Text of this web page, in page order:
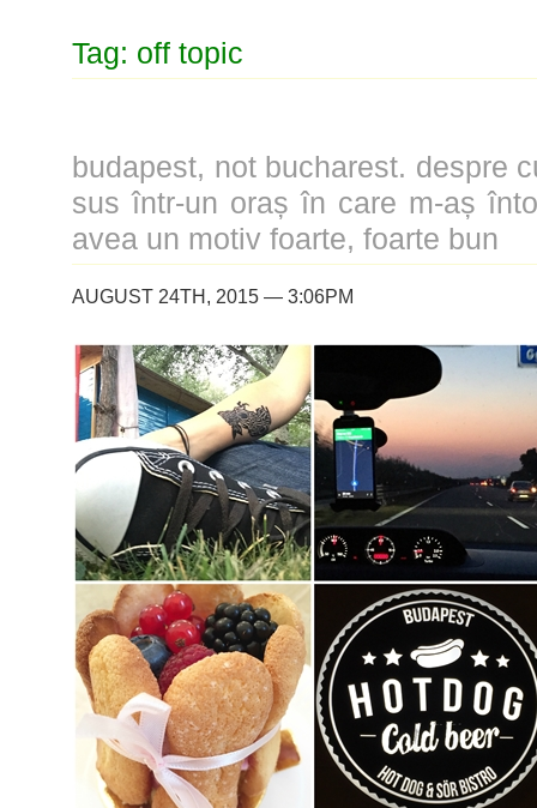
Tag: off topic
budapest, not bucharest. despre
sus într-un oraș în care m-aș
avea un motiv foarte, foarte bun
AUGUST 24TH, 2015 — 3:06PM